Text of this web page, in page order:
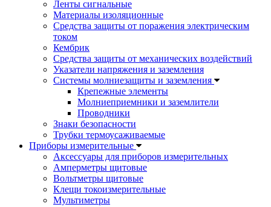
Ленты сигнальные
Материалы изоляционные
Средства защиты от поражения электрическим
током
Кембрик
Средства защиты от механических воздействий
Указатели напряжения и заземления
Системы молниезащиты и заземления
Крепежные элементы
Молниеприемники и заземлители
Проводники
Знаки безопасности
Трубки термоусаживаемые
Приборы измерительные
Аксессуары для приборов измерительных
Амперметры щитовые
Вольтметры щитовые
Клещи токоизмерительные
Мультиметры